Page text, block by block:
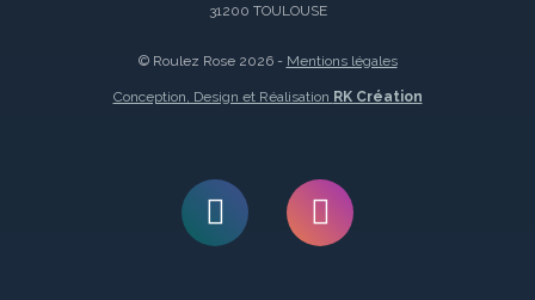
31200 TOULOUSE
© Roulez Rose 2026 - Mentions légales
Conception, Design et Réalisation RK Création